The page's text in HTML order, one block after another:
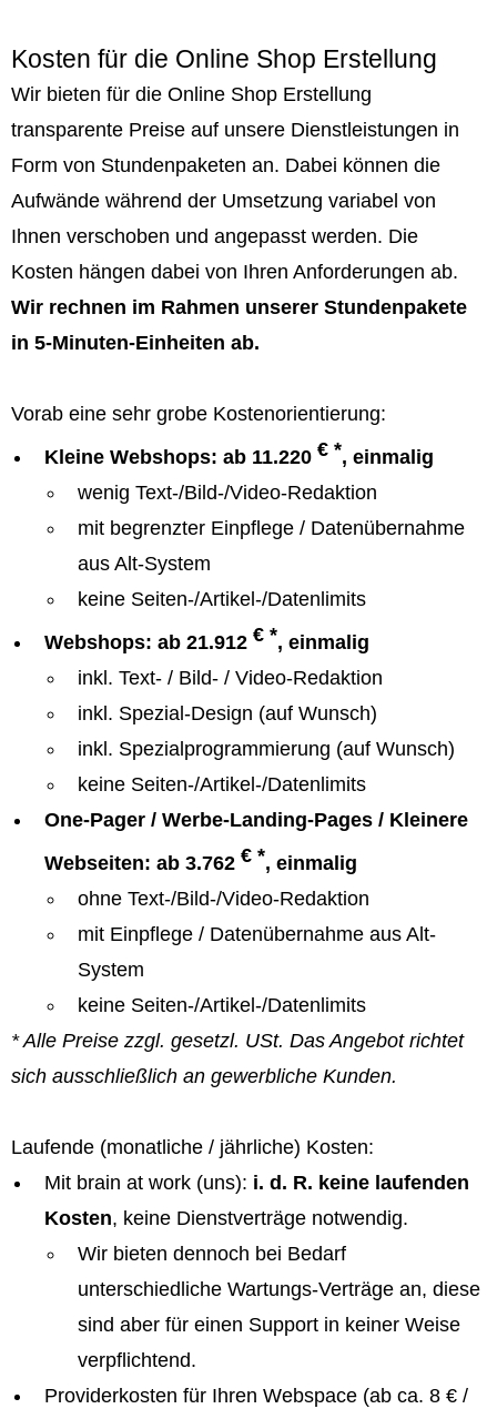
Kosten für die Online Shop Erstellung
Wir bieten für die Online Shop Erstellung
transparente Preise auf unsere Dienstleistungen in
Form von Stundenpaketen an. Dabei können die
Aufwände während der Umsetzung variabel von
Ihnen verschoben und angepasst werden. Die
Kosten hängen dabei von Ihren Anforderungen ab.
Wir rechnen im Rahmen unserer Stundenpakete
in 5-Minuten-Einheiten ab.
Vorab eine sehr grobe Kostenorientierung:
Kleine Webshops: ab 11.220 € *, einmalig
wenig Text-/Bild-/Video-Redaktion
mit begrenzter Einpflege / Datenübernahme
aus Alt-System
keine Seiten-/Artikel-/Datenlimits
Webshops: ab 21.912 € *, einmalig
inkl. Text- / Bild- / Video-Redaktion
inkl. Spezial-Design (auf Wunsch)
inkl. Spezialprogrammierung (auf Wunsch)
keine Seiten-/Artikel-/Datenlimits
One-Pager / Werbe-Landing-Pages / Kleinere
Webseiten: ab 3.762 € *, einmalig
ohne Text-/Bild-/Video-Redaktion
mit Einpflege / Datenübernahme aus Alt-
System
keine Seiten-/Artikel-/Datenlimits
* Alle Preise zzgl. gesetzl. USt. Das Angebot richtet
sich ausschließlich an gewerbliche Kunden.
Laufende (monatliche / jährliche) Kosten:
Mit brain at work (uns): i. d. R. keine laufenden
Kosten, keine Dienstverträge notwendig.
Wir bieten dennoch bei Bedarf
unterschiedliche Wartungs-Verträge an, diese
sind aber für einen Support in keiner Weise
verpflichtend.
Providerkosten für Ihren Webspace (ab ca. 8 € /